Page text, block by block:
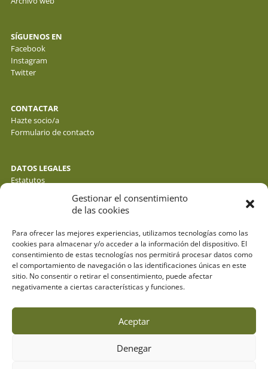
Gestionar el consentimiento
de las cookies
Para ofrecer las mejores experiencias, utilizamos tecnologías como las
cookies para almacenar y/o acceder a la información del dispositivo. El
consentimiento de estas tecnologías nos permitirá procesar datos como
el comportamiento de navegación o las identificaciones únicas en este
sitio. No consentir o retirar el consentimiento, puede afectar
negativamente a ciertas características y funciones.
Aceptar
Denegar
SÍGUENOS EN
Facebook
Instagram
Twitter
CONTACTAR
Hazte socio/a
Formulario de contacto
DATOS LEGALES
Estatutos
Política de cookies
© fotos : f. y j. gálvez - o. molina y sus autores . webdesign: